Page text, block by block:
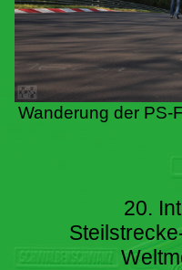
Wanderung der PS-
20.